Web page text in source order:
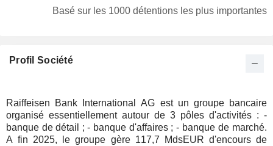
Espagne
0,06 %
Croatie
0,03 %
Roumanie
0,02 %
République Tchèque
0,02 %
Liechtenstein
0,01 %
Basé sur les 1000 détentions les plus importantes
Profil Société
Raiffeisen Bank International AG est un groupe bancaire
organisé essentiellement autour de 3 pôles d'activités : -
banque de détail ; - banque d'affaires ; - banque de marché.
A fin 2025, le groupe gère 117,7 MdsEUR d'encours de